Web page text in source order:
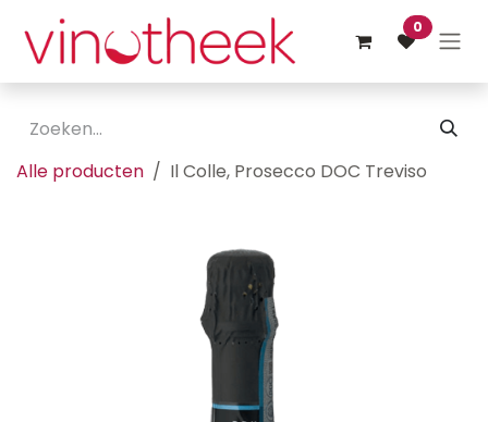
Overslaan naar inhoud
0
Alle producten Il Colle, Prosecco DOC Treviso